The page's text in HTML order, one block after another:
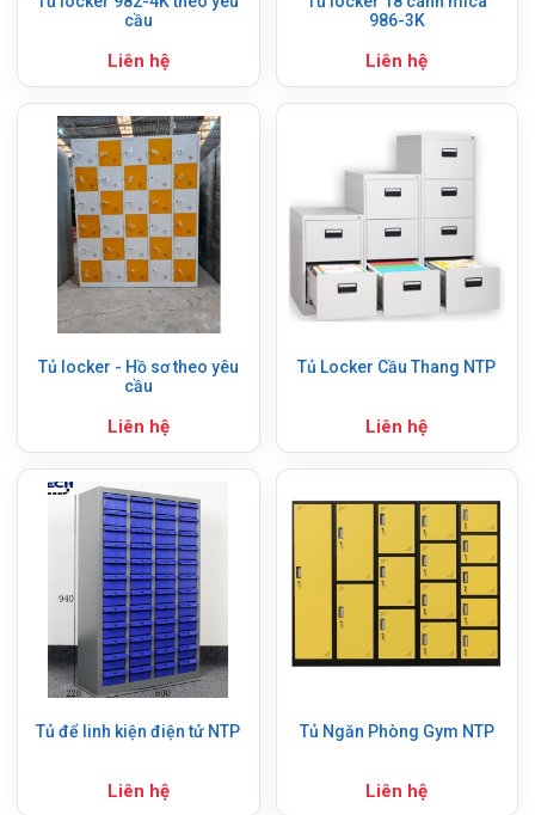
cầu
Liên hệ
986-3K
Liên hệ
Tủ locker - Hồ sơ theo yêu
cầu
Liên hệ
Tủ Locker Cầu Thang NTP
Liên hệ
Tủ để linh kiện điện tử NTP
Liên hệ
Tủ Ngăn Phòng Gym NTP
Liên hệ